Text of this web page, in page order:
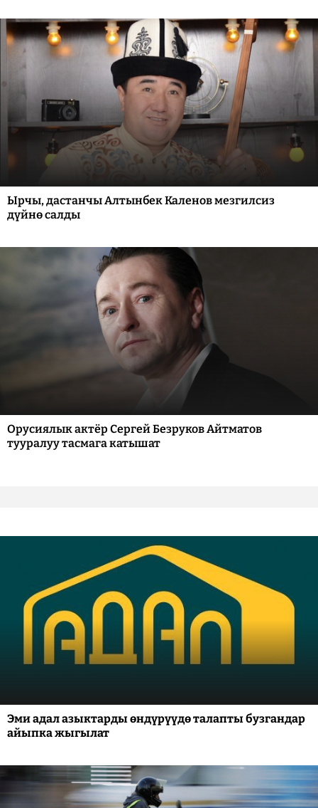
Ырчы, дастанчы Алтынбек Каленов мезгилсиз
дүйнө салды
Орусиялык актёр Сергей Безруков Айтматов
тууралуу тасмага катышат
Эми адал азыктарды өндүрүүдө талапты бузгандар
айыпка жыгылат